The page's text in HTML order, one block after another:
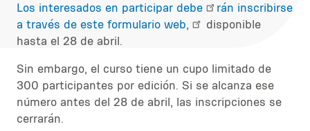
Los interesados en participar debe
rán inscribirse
a través de este formulario web,
disponible
hasta el 28 de abril.
Sin embargo, el curso tiene un cupo limitado de
300 participantes por edición. Si se alcanza ese
número antes del 28 de abril, las inscripciones se
cerrarán.